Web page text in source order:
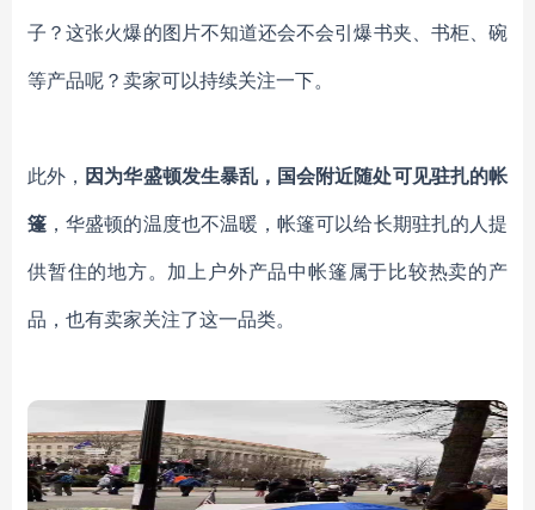
子？这张火爆的图片不知道还会不会引爆书夹、书柜、碗
等产品呢？卖家可以持续关注一下。
此外， 因为华盛顿发生暴乱，国会附近随处可见驻扎的帐
篷 ，华盛顿的温度也不温暖，帐篷可以给长期驻扎的人提
供暂住的地方。加上户外产品中帐篷属于比较热卖的产
品，也有卖家关注了这一品类。